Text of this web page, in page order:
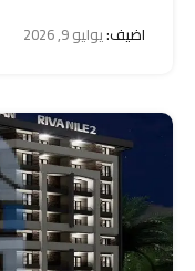
اضيف:يوليو 9, 2026